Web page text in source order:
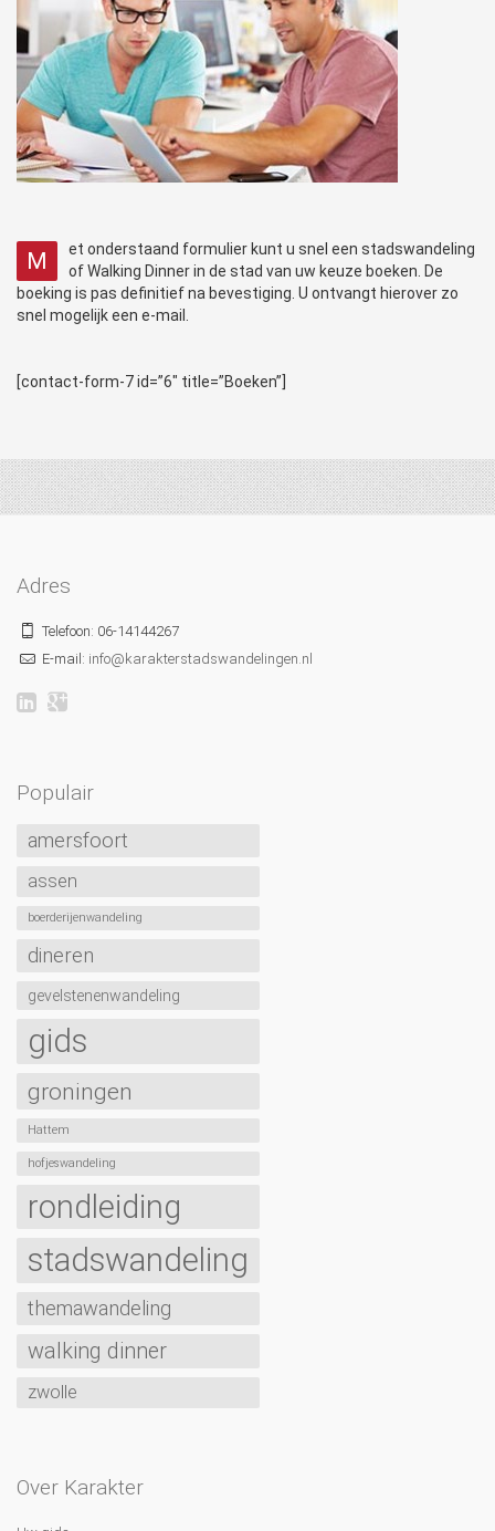
M
et onderstaand formulier kunt u snel een stadswandeling
of Walking Dinner in de stad van uw keuze boeken. De
boeking is pas definitief na bevestiging. U ontvangt hierover zo
snel mogelijk een e-mail.
[contact-form-7 id=”6″ title=”Boeken”]
Adres
Telefoon: 06-14144267
E-mail: info@karakterstadswandelingen.nl
Populair
amersfoort
assen
boerderijenwandeling
dineren
gevelstenenwandeling
gids
groningen
Hattem
hofjeswandeling
rondleiding
stadswandeling
themawandeling
walking dinner
zwolle
Over Karakter